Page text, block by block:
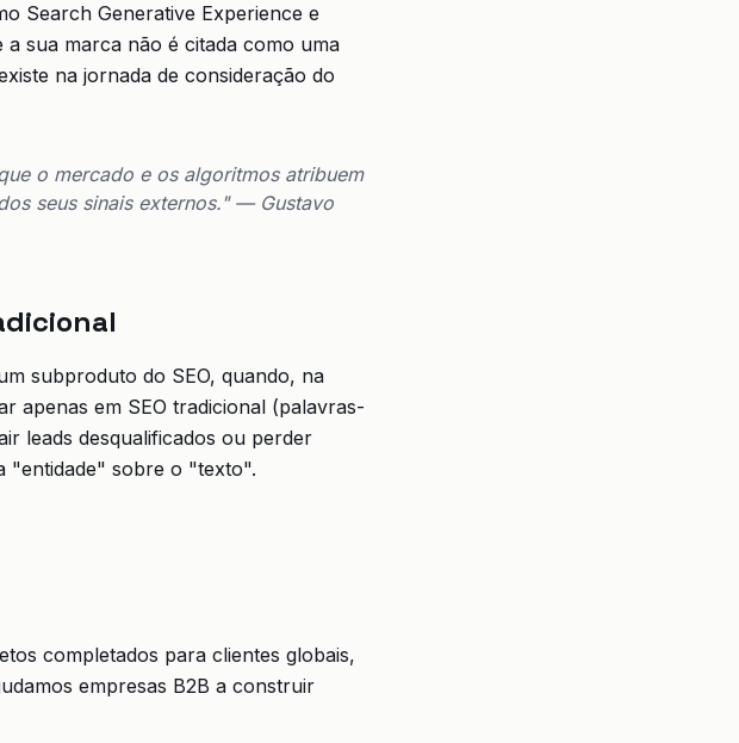
Search Generative Experience e
sua marca não é citada como uma
na jornada de consideração do
o mercado e os algoritmos atribuem
seus sinais externos." — Gustavo
subproduto do SEO, quando, na
apenas em SEO tradicional (palavras-
leads desqualificados ou perder
"entidade" sobre o "texto".
completados para clientes globais,
empresas B2B a construir